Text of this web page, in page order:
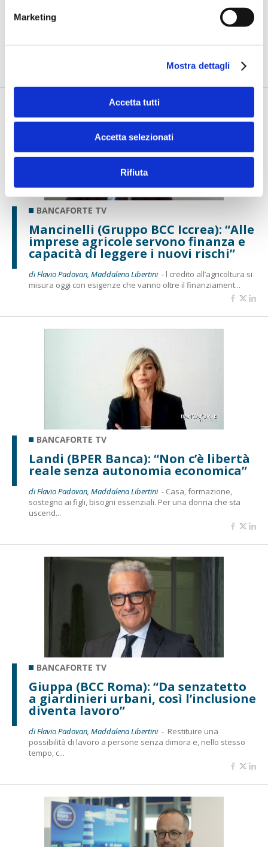
Marketing
Mostra dettagli
Accetta tutti
Accetta selezionati
Rifiuta
insieme ai controlli”
realizzati con l'AI funzionano. Spesso sorprendono per la
BANCAFORTE TV
Mancinelli (Gruppo BCC Iccrea): “Alle
imprese agricole servono finanza e
capacità di leggere i nuovi rischi”
di Flavio Padovan, Maddalena Libertini - l credito all’agricoltura si
misura oggi con esigenze che vanno oltre il finanziament...
BANCAFORTE TV
Landi (BPER Banca): “Non c’è libertà
reale senza autonomia economica”
di Flavio Padovan, Maddalena Libertini - Casa, formazione,
sostegno ai figli, bisogni essenziali. Per una donna che sta
uscend...
BANCAFORTE TV
Giuppa (BCC Roma): “Da senzatetto
a giardinieri urbani, così l’inclusione
diventa lavoro”
di Flavio Padovan, Maddalena Libertini - Restituire una
possibilità di lavoro a persone senza dimora e, nello stesso
tempo, c...